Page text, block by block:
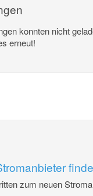
konnten nicht
erneut!
zum neuen